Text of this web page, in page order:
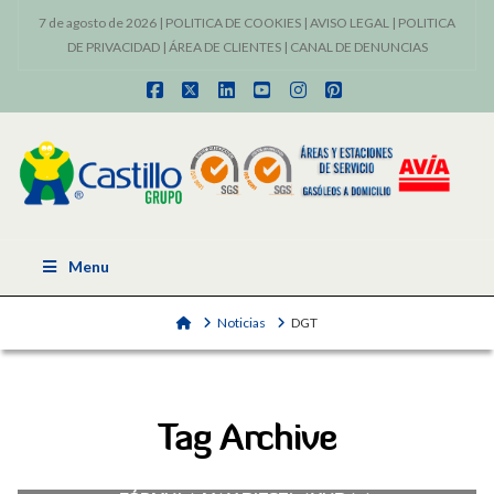
7 de agosto de 2026 | POLITICA DE COOKIES | AVISO LEGAL | POLITICA
DE PRIVACIDAD| ÁREA DE CLIENTES| CANAL DE DENUNCIAS
Facebook
X LinkedInYouTubeInstagram
Pinterest
Menu
HomeNoticias DGT
Tag Archive